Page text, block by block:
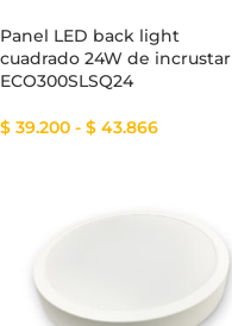
Panel LED back light
cuadrado 24W de incrustar
ECO300SLSQ24
$ 39.200 - $ 43.866